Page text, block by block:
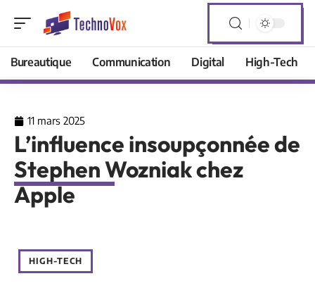
Bureautique Communication Digital High-Tech
11 mars 2025
L’influence insoupçonnée de
Stephen Wozniak chez
Apple
HIGH-TECH